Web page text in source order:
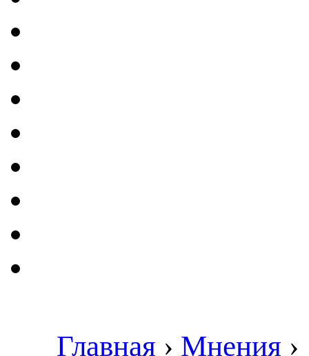
Главная › Мнения ›